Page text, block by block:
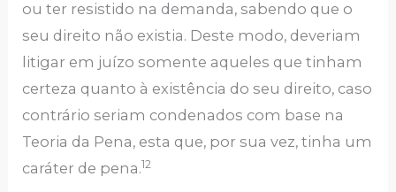
ou ter resistido na demanda, sabendo que o
seu direito não existia. Deste modo, deveriam
litigar em juízo somente aqueles que tinham
certeza quanto à existência do seu direito, caso
contrário seriam condenados com base na
Teoria da Pena, esta que, por sua vez, tinha um
caráter de pena.12